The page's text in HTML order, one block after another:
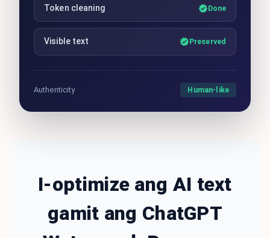
Token cleaning Done
Visible text Preserved
Authenticity Human-like
I-optimize ang AI text
gamit ang ChatGPT